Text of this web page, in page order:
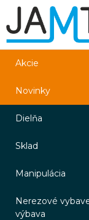
Akcie
Novinky
Dielňa
Sklad
Manipulácia
Nerezové
výbava